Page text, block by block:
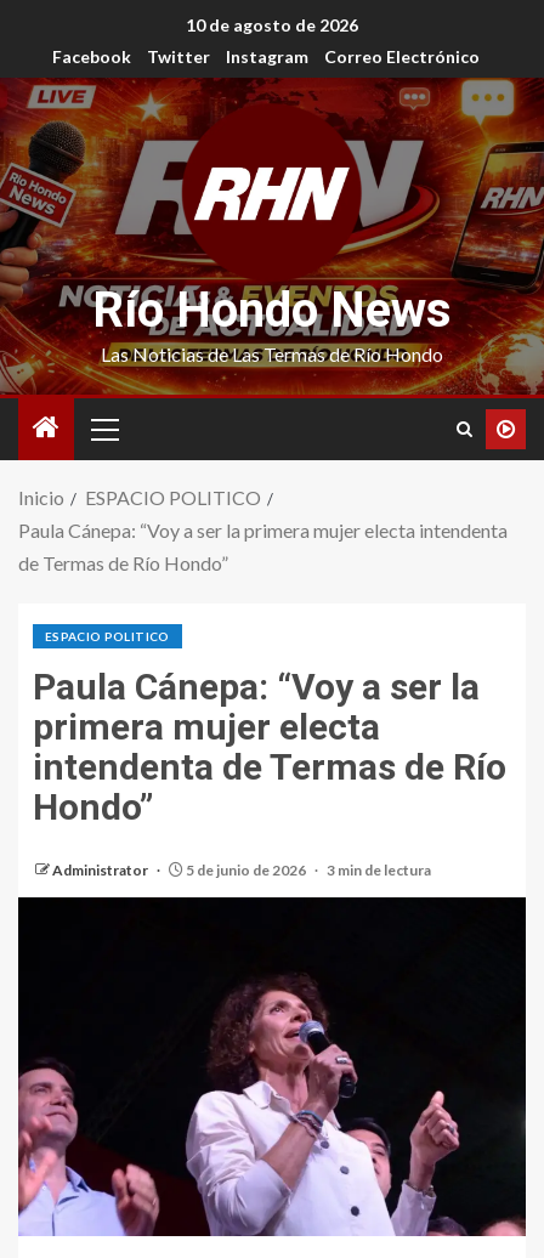
10 de agosto de 2026
Facebook
Twitter Instagram Correo Electrónico
Río Hondo News
Las Noticias de Las Termas de Río Hondo
Inicio
ESPACIO POLITICO
Paula Cánepa: “Voy a ser la primera mujer electa intendenta
de Termas de Río Hondo”
ESPACIO POLITICO
Paula Cánepa: “Voy a ser la
primera mujer electa
intendenta de Termas de Río
Hondo”
Administrator 5 de junio de 2026 3 min de lectura